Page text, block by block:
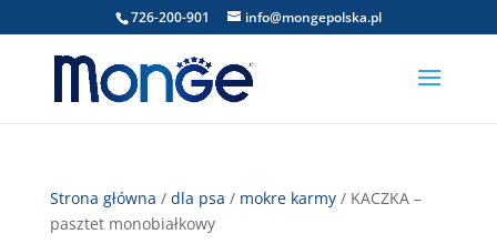
726-200-901 info@mongepolska.pl
Strona główna / dla psa / mokre karmy/ KACZKA –
pasztet monobiałkowy